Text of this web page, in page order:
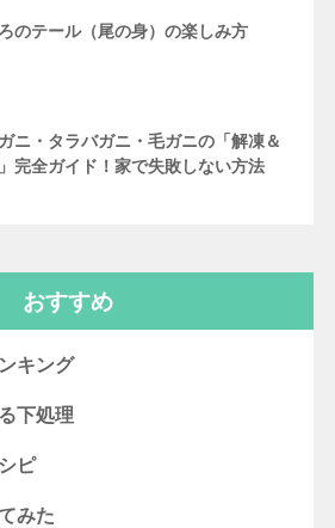
のテール（尾の身）の楽しみ方
ニ・タラバガニ・毛ガニの「解凍＆
完全ガイド！家で失敗しない方法
おすすめ
キング
下処理
ピ
みた